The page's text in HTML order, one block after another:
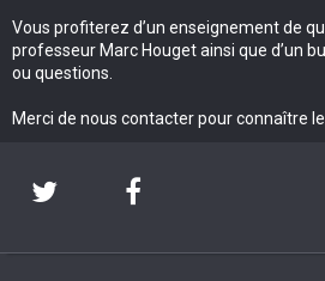
Vous profiterez d’un enseignement de
professeur Marc Houget ainsi que d’un
ou questions.
Merci de nous contacter pour connaître